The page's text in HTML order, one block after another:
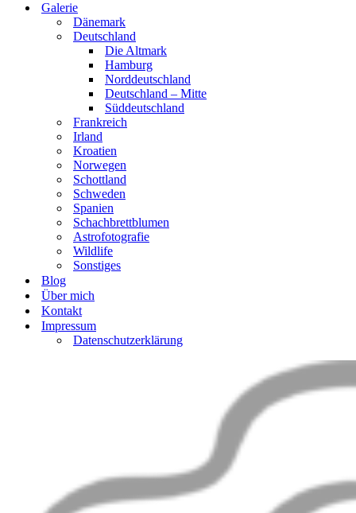
Galerie
Dänemark
Deutschland
Die Altmark
Hamburg
Norddeutschland
Deutschland – Mitte
Süddeutschland
Frankreich
Irland
Kroatien
Norwegen
Schottland
Schweden
Spanien
Schachbrettblumen
Astrofotografie
Wildlife
Sonstiges
Blog
Über mich
Kontakt
Impressum
Datenschutzerklärung